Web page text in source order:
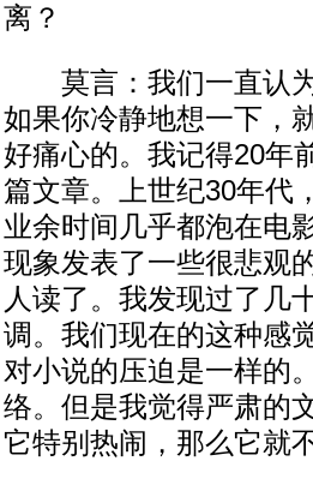
离？
莫言：我们一直认为
如果你冷静地想一下，
好痛心的。我记得20年
篇文章。上世纪30年代
业余时间几乎都泡在电
现象发表了一些很悲观
人读了。我发现过了几
调。我们现在的这种感
对小说的压迫是一样的
络。但是我觉得严肃的
它特别热闹，那么它就